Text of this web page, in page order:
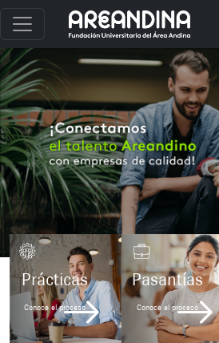
Prácticas
Conoce el proceso
Pasantías
Conoce el proceso